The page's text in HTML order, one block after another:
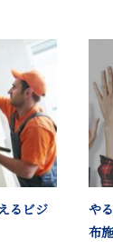
るビジ
や
布